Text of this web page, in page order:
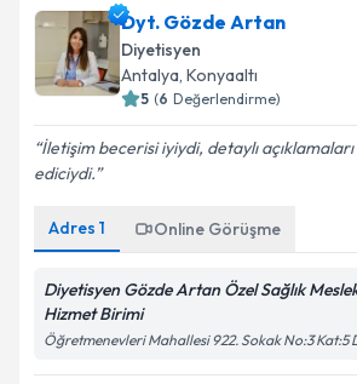
Dyt. Gözde Artan
Diyetisyen
Antalya, Konyaaltı
5 (6 Değerlendirme)
İletişim becerisi iyiydi, detaylı
ediciydi.
Adres 1 Online Görüşme
Diyetisyen Gözde Artan Özel Sağlık
Hizmet Birimi
Öğretmenevleri Mahallesi 922. Sokak No:3 Kat:5